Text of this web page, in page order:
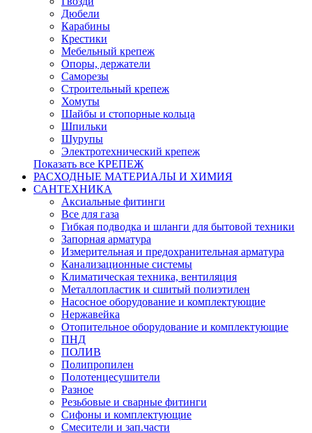
Дюбели
Карабины
Крестики
Мебельный крепеж
Опоры, держатели
Саморезы
Строительный крепеж
Хомуты
Шайбы и стопорные кольца
Шпильки
Шурупы
Электротехнический крепеж
Показать все КРЕПЕЖ
РАСХОДНЫЕ МАТЕРИАЛЫ И ХИМИЯ
САНТЕХНИКА
Аксиальные фитинги
Все для газа
Гибкая подводка и шланги для бытовой техники
Запорная арматура
Измерительная и предохранительная арматура
Канализационные системы
Климатическая техника, вентиляция
Металлопластик и сшитый полиэтилен
Насосное оборудование и комплектующие
Нержавейка
Отопительное оборудование и комплектующие
ПНД
ПОЛИВ
Полипропилен
Полотенцесушители
Разное
Резьбовые и сварные фитинги
Сифоны и комплектующие
Смесители и зап.части